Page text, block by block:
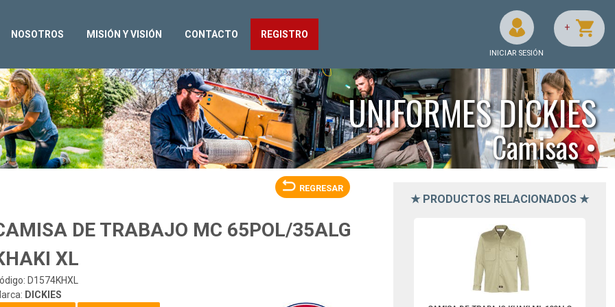
NOSOTROS MISIÓN Y VISIÓN CONTACTO REGISTRO
INICIAR SESIÓN
+
UNIFORMES DICKIES
Camisas •
REGRESAR
DE TRABAJO MC 65POL/35ALG
XL
D1574KHXL
DICKIES
★ PRODUCTOS RELACIONADOS ★